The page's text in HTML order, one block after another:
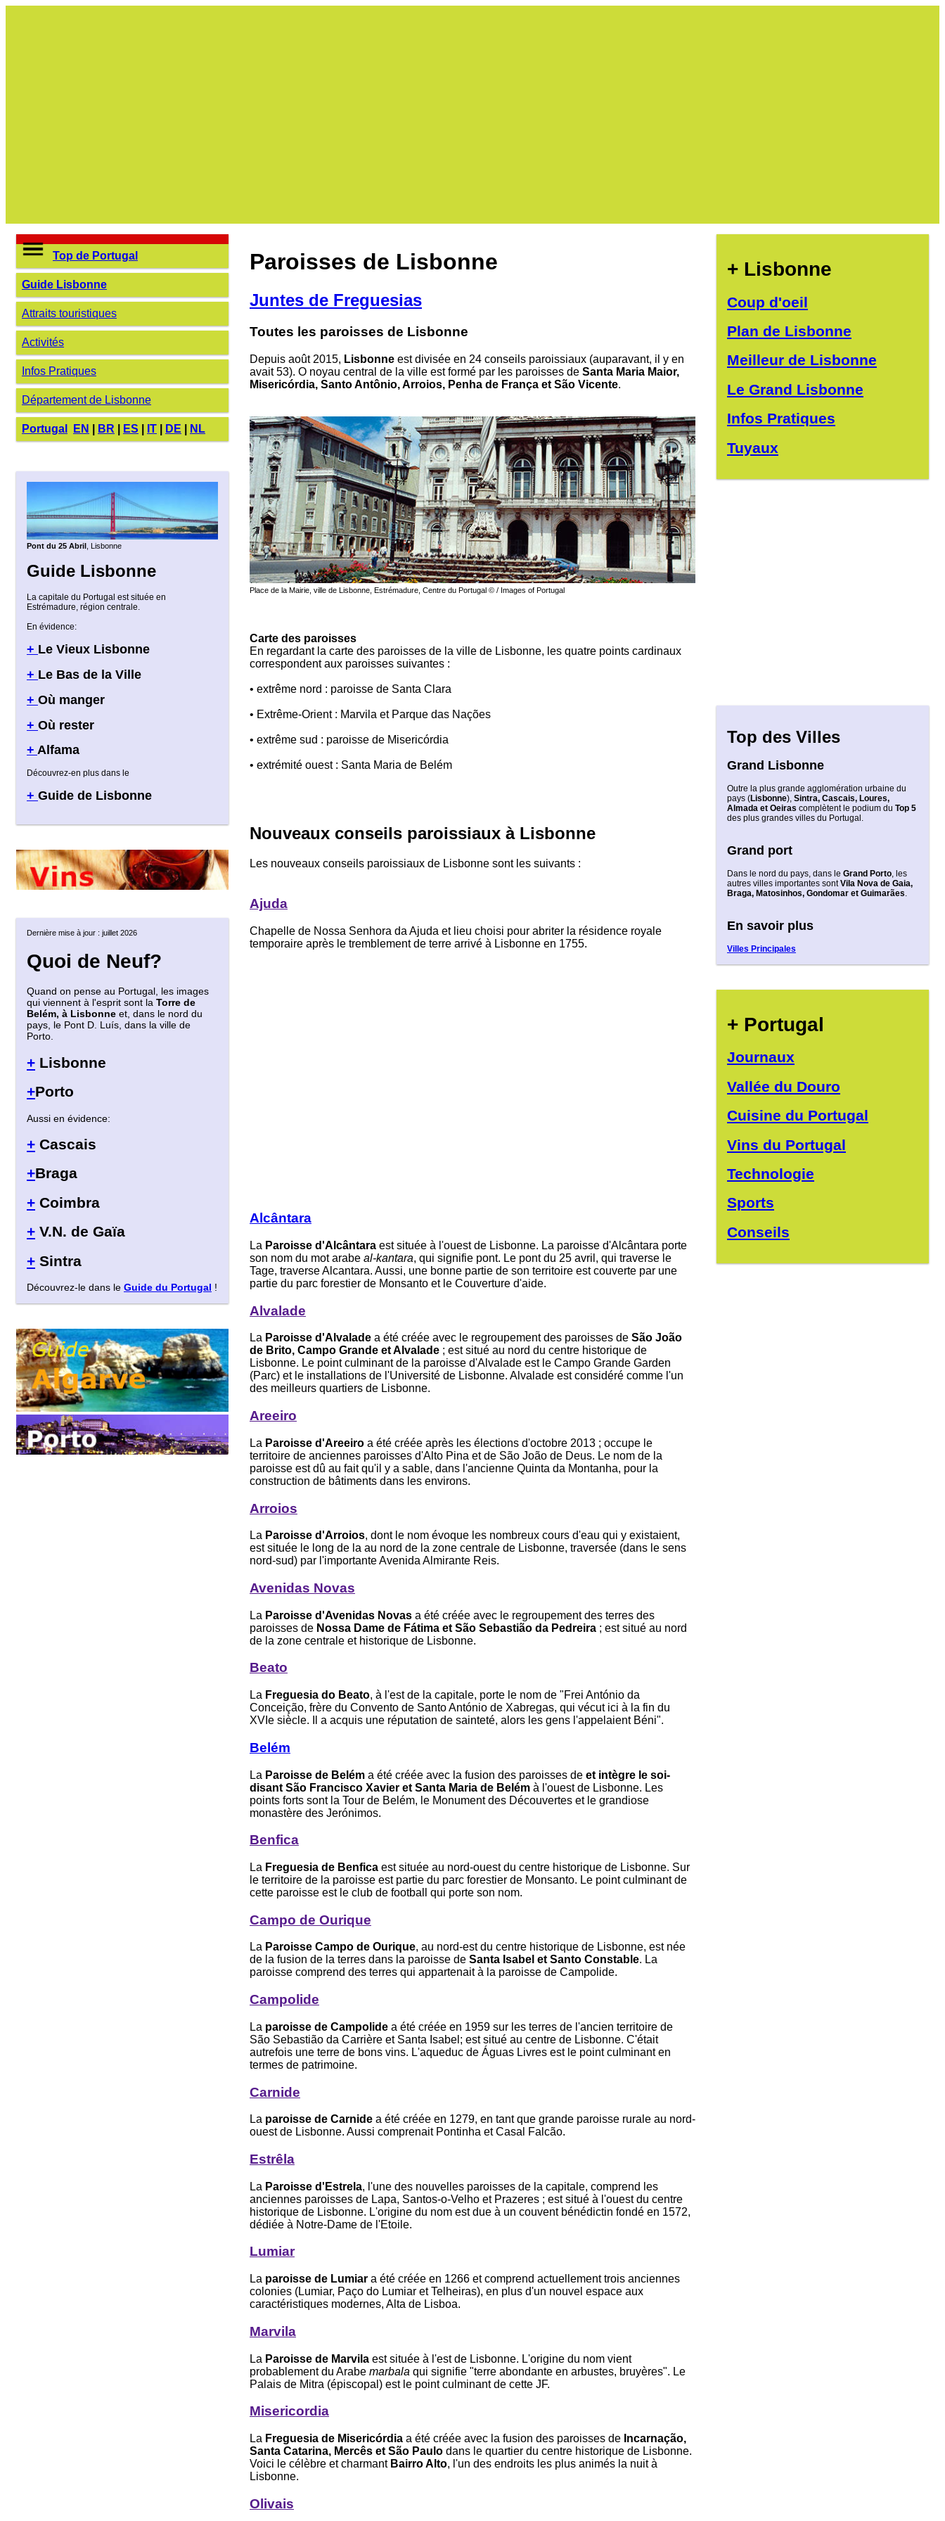
Top de Portugal
Guide Lisbonne
Attraits touristiques
Activités
Infos Pratiques
Département de Lisbonne
Portugal EN BR ES IT DE NL
Pont du 25 Abril , Lisbonne
Guide Lisbonne
La capitale du Portugal est située en
Estrémadure, région centrale.
En évidence:
+ Le Vieux Lisbonne
+ Le Bas de la Ville
+ Où manger
+ Où rester
+ Alfama
Découvrez-en plus dans le
+ Guide de Lisbonne
Dernière mise à jour : juillet 2026
Quoi de Neuf?
Quand on pense au Portugal, les images
qui viennent à l'esprit sont la Torre de
Belém, à Lisbonne et, dans le nord du
pays, le Pont D. Luís, dans la ville de
Porto.
+ Lisbonne
+Porto
Aussi en évidence:
+ Cascais
+Braga
+ Coimbra
+ V.N. de Gaïa
+ Sintra
Découvrez-le dans le Guide du Portugal !
Paroisses de Lisbonne
Juntes de Freguesias
Toutes les paroisses de Lisbonne
Depuis août 2015, Lisbonne est divisée en 24 conseils paroissiaux (auparavant, il y en
avait 53). O noyau central de la ville est formé par les paroisses de Santa Maria Maior,
Misericórdia, Santo Antônio, Arroios, Penha de França et São Vicente.
Place de la Mairie, ville de Lisbonne, Estrémadure, Centre du Portugal © / Images of Portugal
Carte des paroisses
En regardant la carte des paroisses de la ville de Lisbonne, les quatre points cardinaux
correspondent aux paroisses suivantes :
• extrême nord : paroisse de Santa Clara
• Extrême-Orient : Marvila et Parque das Nações
• extrême sud : paroisse de Misericórdia
• extrémité ouest : Santa Maria de Belém
Nouveaux conseils paroissiaux à Lisbonne
Les nouveaux conseils paroissiaux de Lisbonne sont les suivants :
Ajuda
Chapelle de Nossa Senhora da Ajuda et lieu choisi pour abriter la résidence royale
temporaire après le tremblement de terre arrivé à Lisbonne en 1755.
Alcântara
La Paroisse d'Alcântara est située à l'ouest de Lisbonne. La paroisse d'Alcântara porte
son nom du mot arabe al-kantara, qui signifie pont. Le pont du 25 avril, qui traverse le
Tage, traverse Alcantara. Aussi, une bonne partie de son territoire est couverte par une
partie du parc forestier de Monsanto et le Couverture d'aide.
Alvalade
La Paroisse d'Alvalade a été créée avec le regroupement des paroisses de São João
de Brito, Campo Grande et Alvalade ; est situé au nord du centre historique de
Lisbonne. Le point culminant de la paroisse d'Alvalade est le Campo Grande Garden
(Parc) et le installations de l'Université de Lisbonne. Alvalade est considéré comme l'un
des meilleurs quartiers de Lisbonne.
Areeiro
La Paroisse d'Areeiro a été créée après les élections d'octobre 2013 ; occupe le
territoire de anciennes paroisses d'Alto Pina et de São João de Deus. Le nom de la
paroisse est dû au fait qu'il y a sable, dans l'ancienne Quinta da Montanha, pour la
construction de bâtiments dans les environs.
Arroios
La Paroisse d'Arroios, dont le nom évoque les nombreux cours d'eau qui y existaient,
est située le long de la au nord de la zone centrale de Lisbonne, traversée (dans le sens
nord-sud) par l'importante Avenida Almirante Reis.
Avenidas Novas
La Paroisse d'Avenidas Novas a été créée avec le regroupement des terres des
paroisses de Nossa Dame de Fátima et São Sebastião da Pedreira ; est situé au nord
de la zone centrale et historique de Lisbonne.
Beato
La Freguesia do Beato, à l'est de la capitale, porte le nom de "Frei António da
Conceição, frère du Convento de Santo António de Xabregas, qui vécut ici à la fin du
XVIe siècle. Il a acquis une réputation de sainteté, alors les gens l'appelaient Béni".
Belém
La Paroisse de Belém a été créée avec la fusion des paroisses de et intègre le soi-
disant São Francisco Xavier et Santa Maria de Belém à l'ouest de Lisbonne. Les
points forts sont la Tour de Belém, le Monument des Découvertes et le grandiose
monastère des Jerónimos.
Benfica
La Freguesia de Benfica est située au nord-ouest du centre historique de Lisbonne. Sur
le territoire de la paroisse est partie du parc forestier de Monsanto. Le point culminant de
cette paroisse est le club de football qui porte son nom.
Campo de Ourique
La Paroisse Campo de Ourique, au nord-est du centre historique de Lisbonne, est née
de la fusion de la terres dans la paroisse de Santa Isabel et Santo Constable. La
paroisse comprend des terres qui appartenait à la paroisse de Campolide.
Campolide
La paroisse de Campolide a été créée en 1959 sur les terres de l'ancien territoire de
São Sebastião da Carrière et Santa Isabel; est situé au centre de Lisbonne. C'était
autrefois une terre de bons vins. L'aqueduc de Águas Livres est le point culminant en
termes de patrimoine.
Carnide
La paroisse de Carnide a été créée en 1279, en tant que grande paroisse rurale au nord-
ouest de Lisbonne. Aussi comprenait Pontinha et Casal Falcão.
Estrêla
La Paroisse d'Estrela, l'une des nouvelles paroisses de la capitale, comprend les
anciennes paroisses de Lapa, Santos-o-Velho et Prazeres ; est situé à l'ouest du centre
historique de Lisbonne. L'origine du nom est due à un couvent bénédictin fondé en 1572,
dédiée à Notre-Dame de l'Etoile.
Lumiar
La paroisse de Lumiar a été créée en 1266 et comprend actuellement trois anciennes
colonies (Lumiar, Paço do Lumiar et Telheiras), en plus d'un nouvel espace aux
caractéristiques modernes, Alta de Lisboa.
Marvila
La Paroisse de Marvila est située à l'est de Lisbonne. L'origine du nom vient
probablement du Arabe marbala qui signifie "terre abondante en arbustes, bruyères". Le
Palais de Mitra (épiscopal) est le point culminant de cette JF.
Misericordia
La Freguesia de Misericórdia a été créée avec la fusion des paroisses de Incarnação,
Santa Catarina, Mercês et São Paulo dans le quartier du centre historique de Lisbonne.
Voici le célèbre et charmant Bairro Alto, l'un des endroits les plus animés la nuit à
Lisbonne.
Olivais
+ Lisbonne
Coup d'oeil
Plan de Lisbonne
Meilleur de Lisbonne
Le Grand Lisbonne
Infos Pratiques
Tuyaux
Top des Villes
Grand Lisbonne
Outre la plus grande agglomération urbaine du
pays (Lisbonne), Sintra, Cascais, Loures,
Almada et Oeiras complètent le podium du Top 5
des plus grandes villes du Portugal.
Grand port
Dans le nord du pays, dans le Grand Porto, les
autres villes importantes sontVila Nova de Gaia,
Braga, Matosinhos, Gondomar et Guimarães.
En savoir plus
Villes Principales
+ Portugal
Journaux
Vallée du Douro
Cuisine du Portugal
Vins du Portugal
Technologie
Sports
Conseils